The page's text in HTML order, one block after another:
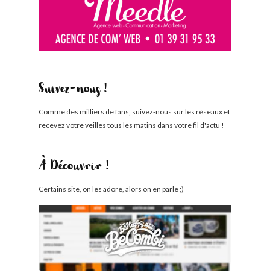
Suivez-nous !
Comme des milliers de fans, suivez-nous sur les réseaux et
recevez votre veilles tous les matins dans votre fil d'actu !
À Découvrir !
Certains site, on les adore, alors on en parle ;)